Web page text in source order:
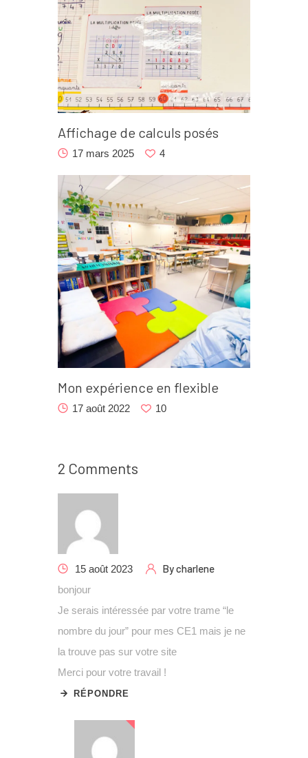
Affichage de calculs posés
17 mars 2025 4
Mon expérience en flexible
17 août 2022 10
2 Comments
15 août 2023 Bycharlene
bonjour
Je serais intéressée par votre trame “le
nombre du jour” pour mes CE1 mais je ne
la trouve pas sur votre site
Merci pour votre travail !
RÉPONDRE